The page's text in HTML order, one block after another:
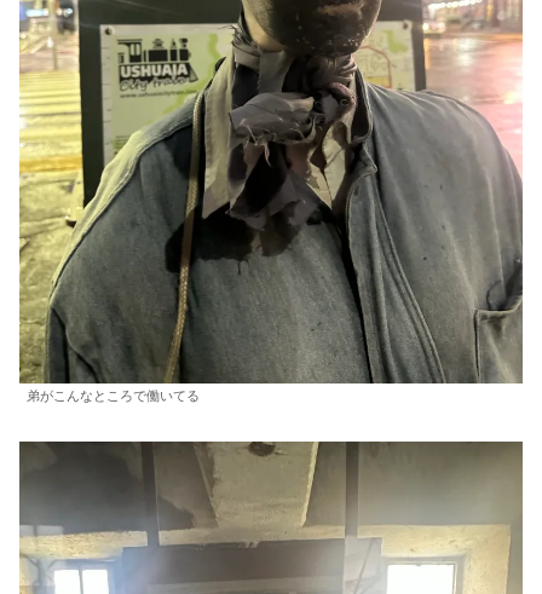
弟がこんなところで働いてる